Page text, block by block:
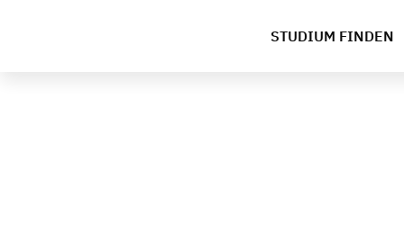
STUDIUM FINDEN